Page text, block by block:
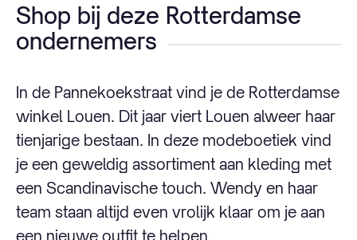
Shop bij deze Rotterdamse
ondernemers
In de Pannekoekstraat vind je de Rotterdamse
winkel Louen. Dit jaar viert Louen alweer haar
tienjarige bestaan. In deze modeboetiek vind
je een geweldig assortiment aan kleding met
een Scandinavische touch. Wendy en haar
team staan altijd even vrolijk klaar om je aan
een nieuwe outfit te helpen.